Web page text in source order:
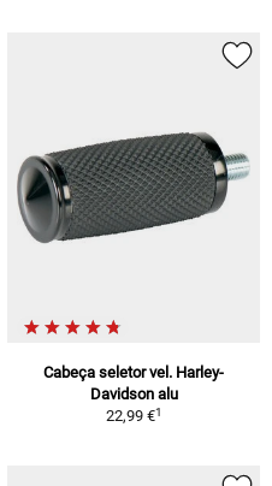
Cabeça seletor vel. Harley-
Davidson alu
22,99 €1